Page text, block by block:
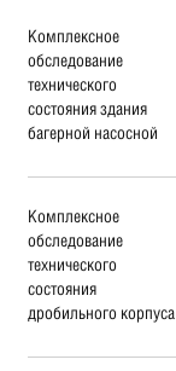
Комплексное
обследование
технического
состояния здания
багерной насосной
Комплексное
обследование
технического
состояния
дробильного корпуса